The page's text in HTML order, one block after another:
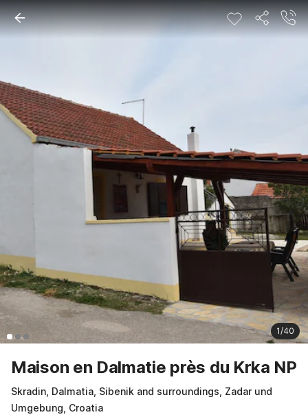
1/40
Maison en Dalmatie près du Krka NP
Skradin, Dalmatia, Sibenik and surroundings, Zadar und
Umgebung, Croatia